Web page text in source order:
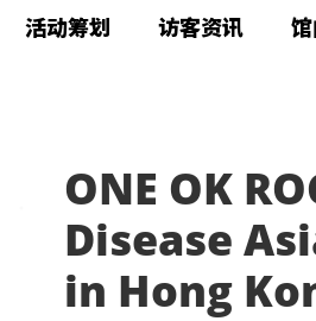
活动筹划 访客资讯
ONE OK
Disease
in Hong